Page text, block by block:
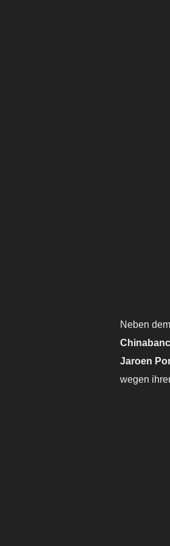
Neben dem
Jaroen
wegen